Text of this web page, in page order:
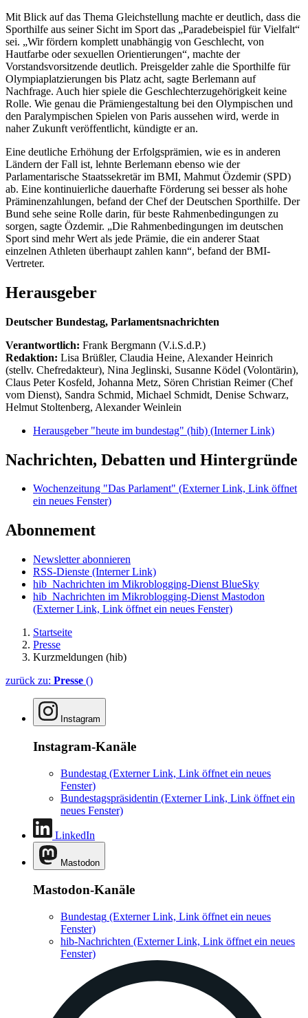
Mit Blick auf das Thema Gleichstellung machte er deutlich, dass die
Sporthilfe aus seiner Sicht im Sport das „Paradebeispiel für Vielfalt“
sei. „Wir fördern komplett unabhängig von Geschlecht, von
Hautfarbe oder sexuellen Orientierungen“, machte der
Vorstandsvorsitzende deutlich. Preisgelder zahle die Sporthilfe für
Olympiaplatzierungen bis Platz acht, sagte Berlemann auf
Nachfrage. Auch hier spiele die Geschlechterzugehörigkeit keine
Rolle. Wie genau die Prämiengestaltung bei den Olympischen und
den Paralympischen Spielen von Paris aussehen wird, werde in
naher Zukunft veröffentlicht, kündigte er an.
Eine deutliche Erhöhung der Erfolgsprämien, wie es in anderen
Ländern der Fall ist, lehnte Berlemann ebenso wie der
Parlamentarische Staatssekretär im BMI, Mahmut Özdemir (SPD)
ab. Eine kontinuierliche dauerhafte Förderung sei besser als hohe
Präminenzahlungen, befand der Chef der Deutschen Sporthilfe. Der
Bund sehe seine Rolle darin, für beste Rahmenbedingungen zu
sorgen, sagte Özdemir. „Die Rahmenbedingungen im deutschen
Sport sind mehr Wert als jede Prämie, die ein anderer Staat
einzelnen Athleten überhaupt zahlen kann“, befand der BMI-
Vertreter.
Herausgeber
Deutscher Bundestag, Parlamentsnachrichten
Verantwortlich: Frank Bergmann (V.i.S.d.P.)
Redaktion: Lisa Brüßler, Claudia Heine, Alexander Heinrich
(stellv. Chefredakteur), Nina Jeglinski, Susanne Ködel (Volontärin),
Claus Peter Kosfeld, Johanna Metz, Sören Christian Reimer (Chef
vom Dienst), Sandra Schmid, Michael Schmidt, Denise Schwarz,
Helmut Stoltenberg, Alexander Weinlein
Herausgeber "heute im bundestag" (hib) (Interner Link)
Nachrichten, Debatten und Hintergründe
Wochenzeitung "Das Parlament" (Externer Link, Link öffnet
ein neues Fenster)
Abonnement
Newsletter abonnieren
RSS-Dienste (Interner Link)
hib_Nachrichten im Mikroblogging-Dienst BlueSky
hib_Nachrichten im Mikroblogging-Dienst Mastodon
(Externer Link, Link öffnet ein neues Fenster)
Startseite
Presse
Kurzmeldungen (hib)
zurück zu: Presse ()
Instagram
Instagram-Kanäle
Bundestag (Externer Link, Link öffnet ein neues
Fenster)
Bundestagspräsidentin (Externer Link, Link öffnet ein
neues Fenster)
LinkedIn
Mastodon
Mastodon-Kanäle
Bundestag (Externer Link, Link öffnet ein neues
Fenster)
hib-Nachrichten (Externer Link, Link öffnet ein neues
Fenster)